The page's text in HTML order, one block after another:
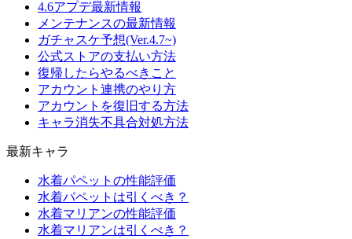
4.6アプデ最新情報
メンテナンスの最新情報
ガチャスケ予想(Ver.4.7~)
公式ストアの支払い方法
復帰したらやるべきこと
アカウント連携のやり方
アカウントを復旧する方法
キャラ消失不具合対処方法
最新キャラ
水着パペットの性能評価
水着パペットは引くべき？
水着マリアンの性能評価
水着マリアンは引くべき？